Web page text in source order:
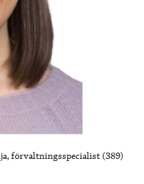
förvaltningsspecialist (389)